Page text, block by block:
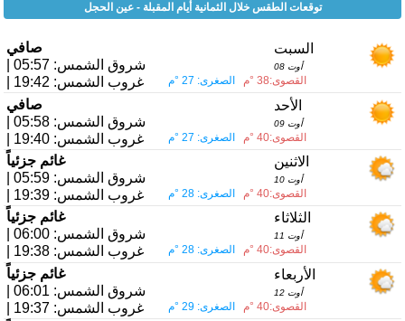
توقعات الطقس خلال الثمانية أيام المقبلة - عين الحجل
السبت
08 أوت
صافي
القصوى:38 °م
| شروق الشمس: 05:57
الصغرى: 27 °م
| غروب الشمس: 19:42
الأحد
09 أوت
صافي
القصوى:40 °م
| شروق الشمس: 05:58
الصغرى: 27 °م
| غروب الشمس: 19:40
الاثنين
10 أوت
غائم جزئياً
القصوى:40 °م
| شروق الشمس: 05:59
الصغرى: 28 °م
| غروب الشمس: 19:39
الثلاثاء
11 أوت
غائم جزئياً
القصوى:40 °م
| شروق الشمس: 06:00
الصغرى: 28 °م
| غروب الشمس: 19:38
الأربعاء
12 أوت
غائم جزئياً
القصوى:40 °م
| شروق الشمس: 06:01
الصغرى: 29 °م
| غروب الشمس: 19:37